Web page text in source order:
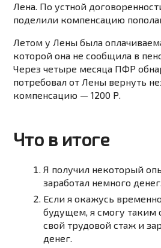
Лена. По устной
поделили компенсацию
Летом у Лены была
которой она не сообщила в
Через четыре месяца ПФР
потребовал от Лены вернуть
компенсацию — 1200 Р.
Что в итоге
Я получил некоторый
заработал немного денег.
Если я окажусь
будущем, я смогу таким
свой трудовой стаж и
денег.